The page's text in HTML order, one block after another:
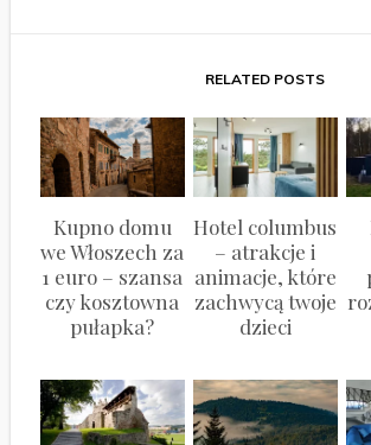
RELATED POSTS
Kupno domu
we Włoszech za
1 euro – szansa
czy kosztowna
pułapka?
Hotel columbus
– atrakcje i
animacje, które
zachwycą twoje
dzieci